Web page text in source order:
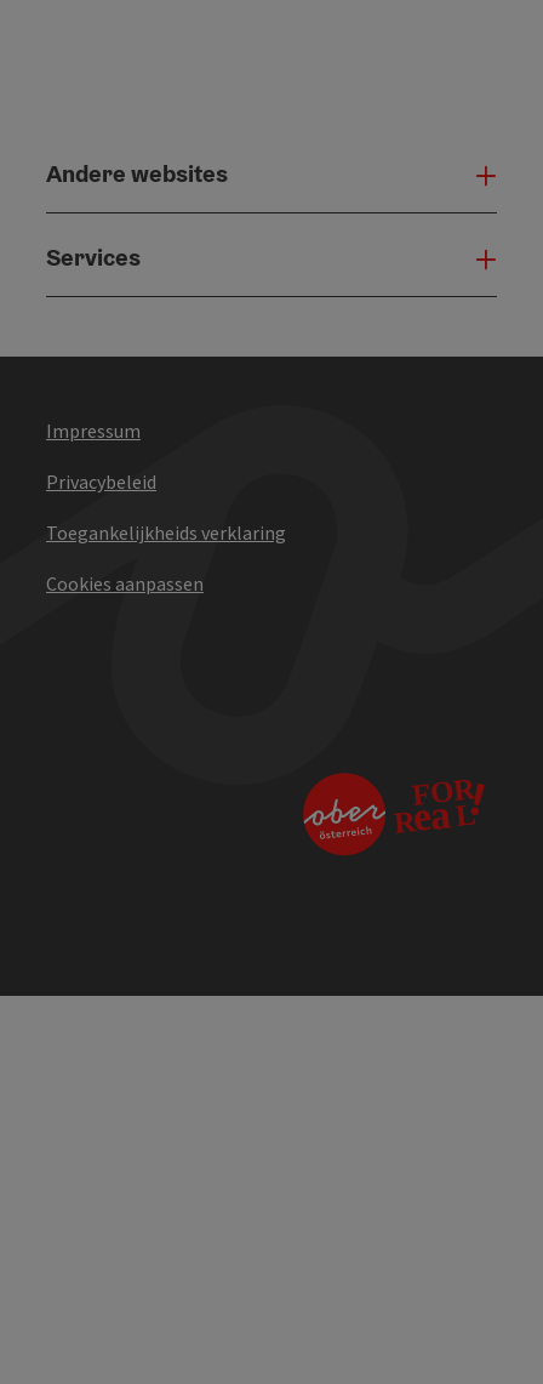
Andere websites
Services
Impressum
Privacybeleid
Toegankelijkheids verklaring
Cookies aanpassen